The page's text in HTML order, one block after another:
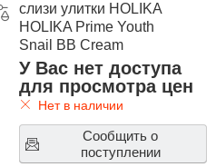
слизи улитки HOLIKA
HOLIKA Prime Youth
Snail BB Cream
У Вас нет доступа
для просмотра цен
Нет в наличии
Сообщить о
поступлении